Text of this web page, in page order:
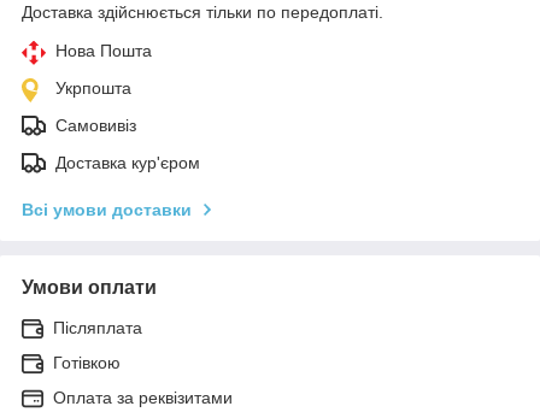
Доставка здійснюється тільки по передоплаті.
Нова Пошта
Укрпошта
Самовивіз
Доставка кур'єром
Всі умови доставки
Умови оплати
Післяплата
Готівкою
Оплата за реквізитами